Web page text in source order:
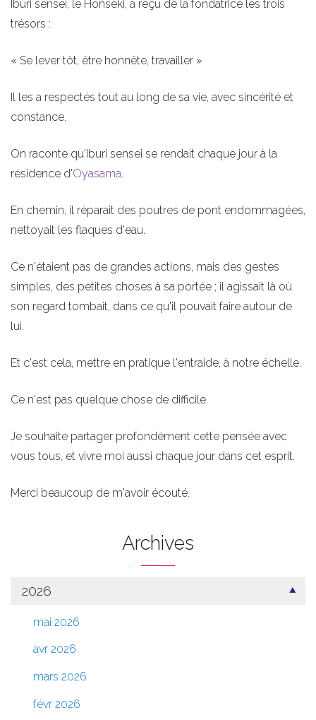
Iburi sensei, le Honseki, a reçu de la fondatrice les trois
trésors :
« Se lever tôt, être honnête, travailler »
Il les a respectés tout au long de sa vie, avec sincérité et
constance.
On raconte qu'Iburi sensei se rendait chaque jour à la
résidence d'Oyasama.
En chemin, il réparait des poutres de pont endommagées,
nettoyait les flaques d'eau.
Ce n'étaient pas de grandes actions, mais des gestes
simples, des petites choses à sa portée ; il agissait là où
son regard tombait, dans ce qu'il pouvait faire autour de
lui.
Et c'est cela, mettre en pratique l'entraide, à notre échelle.
Ce n'est pas quelque chose de difficile.
Je souhaite partager profondément cette pensée avec
vous tous, et vivre moi aussi chaque jour dans cet esprit.
Merci beaucoup de m'avoir écouté.
Archives
2026
mai 2026
avr 2026
mars 2026
févr 2026